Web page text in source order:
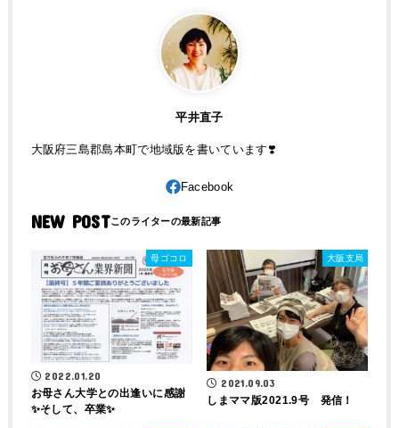
平井直子
大阪府三島郡島本町で地域版を書いています❣️
NEW POST
母ゴコロ
2022.01.20
お母さん大学との出逢いに感謝
✨そして、卒業✨
大阪支局
2021.09.03
しまママ版2021.9号 発信！